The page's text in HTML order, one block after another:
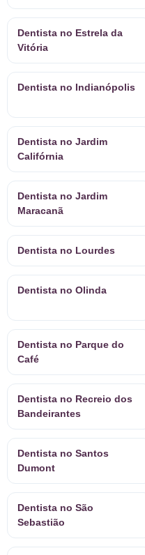
Dentista no Estrela da
Vitória
Dentista no Indianópolis
Dentista no Jardim
Califórnia
Dentista no Jardim
Maracanã
Dentista no Lourdes
Dentista no Olinda
Dentista no Parque do
Café
Dentista no Recreio dos
Bandeirantes
Dentista no Santos
Dumont
Dentista no São
Sebastião